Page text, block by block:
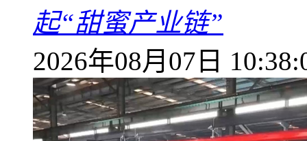
起“甜蜜产业链”
2026年08月07日